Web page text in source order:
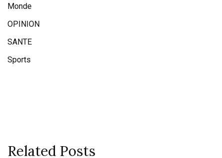
Monde
OPINION
SANTE
Sports
Related Posts